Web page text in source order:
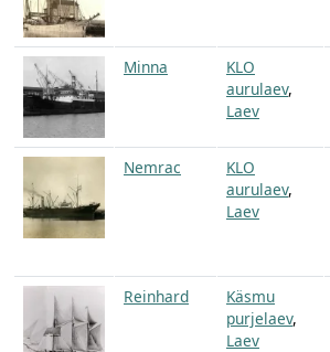
Minna
KLO
aurulaev,
Laev
Nemrac
KLO
aurulaev,
Laev
Reinhard
Käsmu
purjelaev,
Laev